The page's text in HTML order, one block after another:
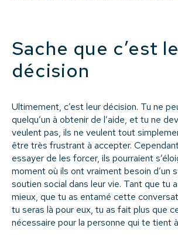
Sache que c’est
décision
Ultimement, c’est leur décision. Tu ne
quelqu’un à obtenir de l’aide, et tu ne
veulent pas, ils ne veulent tout
être très frustrant à accepter.
essayer de les forcer, ils pourraient
moment où ils ont vraiment besoin d’un
soutien social dans leur vie. Tant que tu
mieux, que tu as entamé cette
tu seras là pour eux, tu as fait plus que
nécessaire pour la personne qui te tient